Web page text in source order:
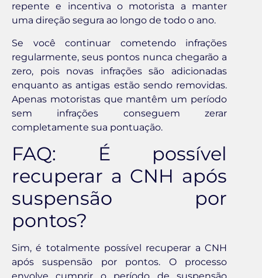
repente e incentiva o motorista a manter
uma direção segura ao longo de todo o ano.
Se você continuar cometendo infrações
regularmente, seus pontos nunca chegarão a
zero, pois novas infrações são adicionadas
enquanto as antigas estão sendo removidas.
Apenas motoristas que mantêm um período
sem infrações conseguem zerar
completamente sua pontuação.
FAQ: É possível
recuperar a CNH após
suspensão por
pontos?
Sim, é totalmente possível recuperar a CNH
após suspensão por pontos. O processo